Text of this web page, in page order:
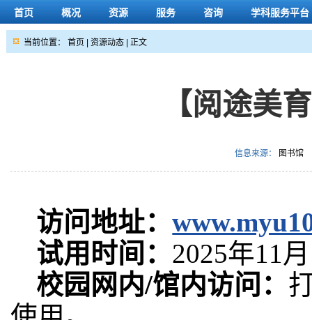
首页 概况 资源 服务 咨询 学科服务平台
当前位置： 首页 资源动态 | 正文
【阅途美
信息来源： 图书馆
访问地址：
试用时间： 2025年11
校园网内/馆内访问：